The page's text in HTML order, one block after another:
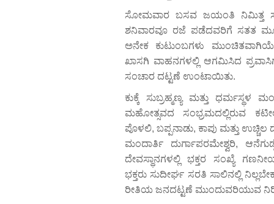
ಸೋಮವಾರ ಬಸವ ಜಯಂತಿ ನಿಮಿತ್ತ
ಶನಿವಾರವೂ ರಜೆ ಪಡೆದವರಿಗೆ ಸತತ
ಅನೇಕ ಕುಟುಂಬಗಳು
ಖಾಸಗಿ ವಾಹನಗಳಲ್ಲಿ ಆಗಮಿಸಿದ
ಸಂಚಾರ ದಟ್ಟಣೆ ಉಂಟಾಯಿತು.
ಕುಕ್ಕೆ ಸುಬ್ರಹ್ಮಣ್ಯ ಮತ್ತು ಧರ್ಮಸ್ಥಳ
ಮಹೋತ್ಸವದ ಸಂಭ್ರಮದಲ್ಲಿರುವ
ಪೊಳಲಿ, ಬಪ್ಪನಾಡು, ಕಾಪು ಮತ್ತು ಉಚ್ಚಿಲ
ಮಂದಾರ್ತಿ ದುರ್ಗಾಪರಮೇಶ್ವರಿ,
ದೇವಸ್ಥಾನಗಳಲ್ಲಿ ಭಕ್ತರ ಸಂಖ್ಯೆ
ಭಕ್ತರು ಸುದೀರ್ಘ ಸರತಿ ಸಾಲಿನಲ್ಲಿ
ರೀತಿಯ ಜನದಟ್ಟಣೆ ಮುಂದುವರಿಯುವ